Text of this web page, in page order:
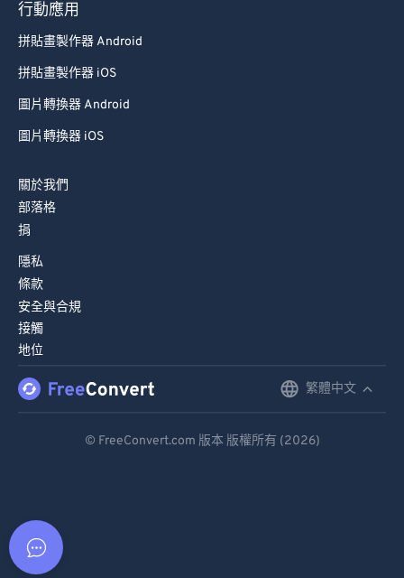
行動應用
拼貼畫製作器 Android
拼貼畫製作器 iOS
圖片轉換器 Android
圖片轉換器 iOS
關於我們
部落格
捐
隱私
條款
安全與合規
接觸
地位
繁體中文
© FreeConvert.com 版本 版權所有 (2026)